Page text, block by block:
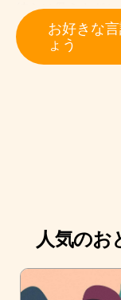
彼らは母うさぎ
穴の中に住んで
ある朝、母うさ
お好きな
ょう
人気のお